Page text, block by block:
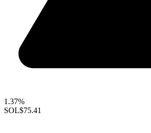
1.37%
SOL$75.41